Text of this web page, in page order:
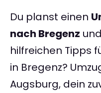
Du planst einen
nach Bregenz
hilfreichen Tipps
in Bregenz?
Augsburg, dein